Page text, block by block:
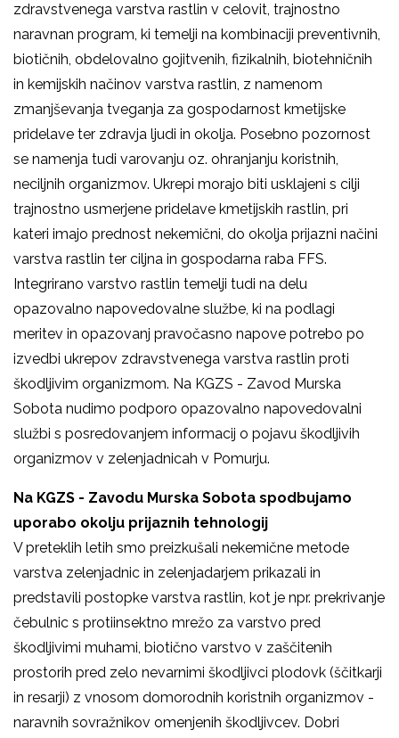
zdravstvenega varstva rastlin v celovit, trajnostno
naravnan program, ki temelji na kombinaciji preventivnih,
biotičnih, obdelovalno gojitvenih, fizikalnih, biotehničnih
in kemijskih načinov varstva rastlin, z namenom
zmanjševanja tveganja za gospodarnost kmetijske
pridelave ter zdravja ljudi in okolja. Posebno pozornost
se namenja tudi varovanju oz. ohranjanju koristnih,
neciljnih organizmov. Ukrepi morajo biti usklajeni s cilji
trajnostno usmerjene pridelave kmetijskih rastlin, pri
kateri imajo prednost nekemični, do okolja prijazni načini
varstva rastlin ter ciljna in gospodarna raba FFS.
Integrirano varstvo rastlin temelji tudi na delu
opazovalno napovedovalne službe, ki na podlagi
meritev in opazovanj pravočasno napove potrebo po
izvedbi ukrepov zdravstvenega varstva rastlin proti
škodljivim organizmom. Na KGZS - Zavod Murska
Sobota nudimo podporo opazovalno napovedovalni
službi s posredovanjem informacij o pojavu škodljivih
organizmov v zelenjadnicah v Pomurju.
Na KGZS - Zavodu Murska Sobota spodbujamo
uporabo okolju prijaznih tehnologij
V preteklih letih smo preizkušali nekemične metode
varstva zelenjadnic in zelenjadarjem prikazali in
predstavili postopke varstva rastlin, kot je npr. prekrivanje
čebulnic s protiinsektno mrežo za varstvo pred
škodljivimi muhami, biotično varstvo v zaščitenih
prostorih pred zelo nevarnimi škodljivci plodovk (ščitkarji
in resarji) z vnosom domorodnih koristnih organizmov -
naravnih sovražnikov omenjenih škodljivcev. Dobri